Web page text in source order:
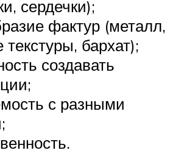
сердечки);
фактур (металл,
бархат);
создавать
с разными